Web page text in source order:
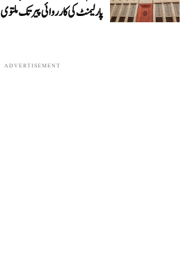
پارلیمنٹ کی کارروائی پیر تک ملتوی
ADVERTISEMENT